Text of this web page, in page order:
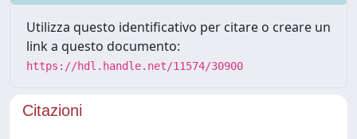
Utilizza questo identificativo per citare o creare un
link a questo documento:
https://hdl.handle.net/11574/30900
Citazioni